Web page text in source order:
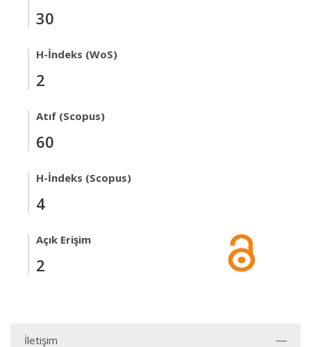
30
H-İndeks (WoS)
2
Atıf (Scopus)
60
H-İndeks (Scopus)
4
Açık Erişim
2
İletişim